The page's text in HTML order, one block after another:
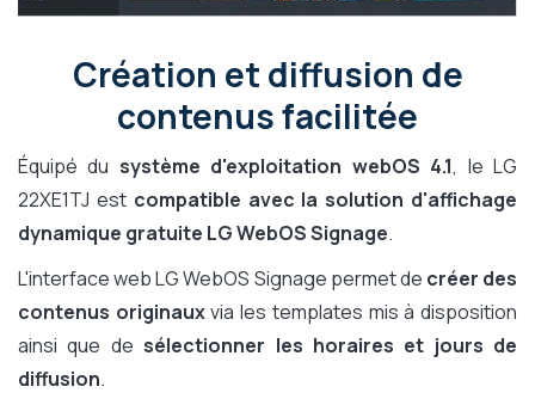
Création et diffusion de
contenus facilitée
Équipé du système d'exploitation webOS 4.1, le LG
22XE1TJ est compatible avec la solution d'affichage
dynamique gratuite LG WebOS Signage.
L'interface web LG WebOS Signage permet de créer des
contenus originauxvia les templates mis à disposition
ainsi que desélectionner les horaires et jours de
diffusion.